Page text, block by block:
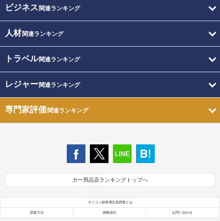
ビジネス 関連ランキング
人材関連ランキング
トラベル関連ランキング
レジャー関連ランキング
専門家評価関連ランキング
カー用品店ランキングトップへ
オリコン顧客満足度調査とは
調査方法 掲載規約 お問い合わせ